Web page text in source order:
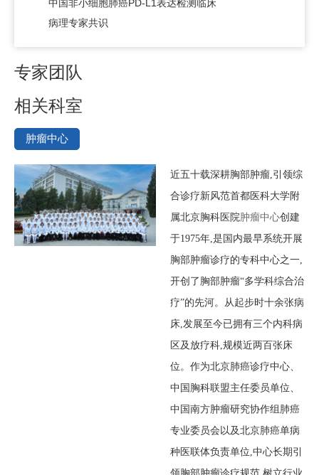
中国非小细胞肺癌PD-L1表达检测临床
病理专家共识
专家团队
相关科室
肿瘤中心
近五十载深耕胸部肿瘤,引领综
合诊疗新风范首都医科大学附
属北京胸科医院 肿瘤中心创建
于1975年,是国内最早系统开展
胸部肿瘤诊疗的专科中心之一,
开创了胸部肿瘤“多学科综合治
疗”的先河。从起步时十余张病
床,发展至今已拥有三个内科病
区及放疗科,规模近两百张床
位。作为北京肺癌诊疗中心、
中国胸科联盟主任委员单位、
中国南方肿瘤研究协作组肺癌
专业委员会以及北京肺癌单病
种医联体负责单位,中心长期引